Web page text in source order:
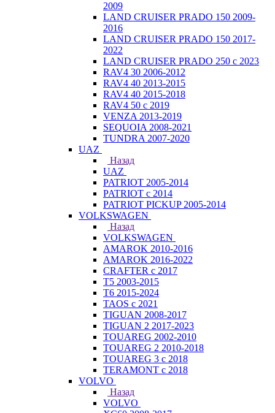
2009
LAND CRUISER PRADO 150 2009-
2016
LAND CRUISER PRADO 150 2017-
2022
LAND CRUISER PRADO 250 с 2023
RAV4 30 2006-2012
RAV4 40 2013-2015
RAV4 40 2015-2018
RAV4 50 с 2019
VENZA 2013-2019
SEQUOIA 2008-2021
TUNDRA 2007-2020
UAZ
Назад
UAZ
PATRIOT 2005-2014
PATRIOT с 2014
PATRIOT PICKUP 2005-2014
VOLKSWAGEN
Назад
VOLKSWAGEN
AMAROK 2010-2016
AMAROK 2016-2022
CRAFTER с 2017
T5 2003-2015
T6 2015-2024
TAOS с 2021
TIGUAN 2008-2017
TIGUAN 2 2017-2023
TOUAREG 2002-2010
TOUAREG 2 2010-2018
TOUAREG 3 с 2018
TERAMONT с 2018
VOLVO
Назад
VOLVO